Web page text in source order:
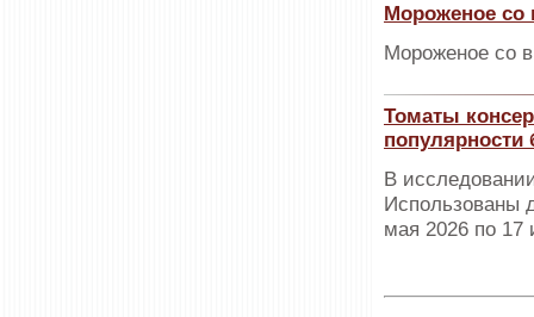
Мороженое со
Мороженое со
Томаты
популярности
В
Использованы
мая 2026 по 17